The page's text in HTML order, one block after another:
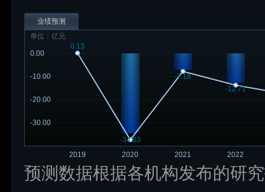
业绩预测
2019 2020 2021 2022
-30.00
-20.00
-10.00
0.00
单位：亿元
0.13
-34.63
-7.18
-12.71
预测数据根据各机构发布的研